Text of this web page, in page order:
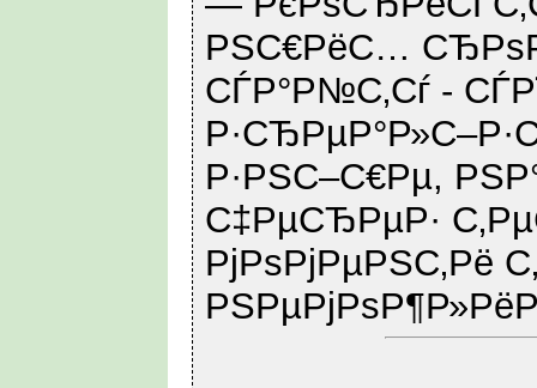
РЅС€РёС…
СЃР°Р№С‚Сѓ -
Р·РЅС–С€Рµ,
С‡РµСЂРµР·
РјРѕРјРµРЅС‚Рё